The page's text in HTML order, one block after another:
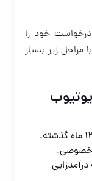
خود را
زیر بسیار
یوتیوب
خصوصی.